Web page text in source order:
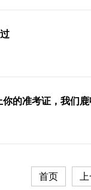
的准考证，我们
首页